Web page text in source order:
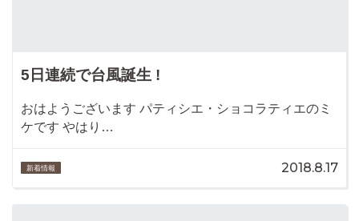
5日連続で台風誕生 !
おはようございます パティシエ・ショコラティエのミ
ケです やはり…
新着情報 2018.8.17